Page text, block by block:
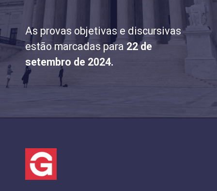
As provas objetivas e discursivas
estão marcadas para 22 de
setembro de 2024.